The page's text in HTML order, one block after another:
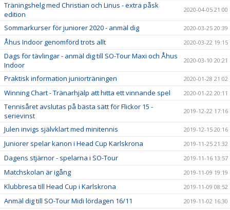
Träningshelg med Christian och Linus - extra påsk
edition
2020-04-05 21:00
Sommarkurser för juniorer 2020 - anmäl dig 2020-03-25 20:39
Åhus Indoor genomförd trots allt 2020-03-22 19:15
Dags för tävlingar - anmäl dig till SO-Tour Maxi och Åhus
Indoor
2020-03-10 20:21
Praktisk information juniorträningen 2020-01-28 21:02
Winning Chart - Tränarhjälp att hitta ett vinnande spel 2020-01-22 20:11
Tennisåret avslutas på bästa sätt för Flickor 15 -
serievinst
2019-12-22 17:16
Julen invigs självklart med minitennis 2019-12-15 20:16
Juniorer spelar kanon i Head Cup Karlskrona 2019-11-25 21:32
Dagens stjärnor - spelarna i SO-Tour 2019-11-16 13:57
Matchskolan är igång 2019-11-09 19:19
Klubbresa till Head Cup i Karlskrona 2019-11-09 08:52
Anmäl dig till SO-Tour Midi lördagen 16/11 2019-11-02 16:30